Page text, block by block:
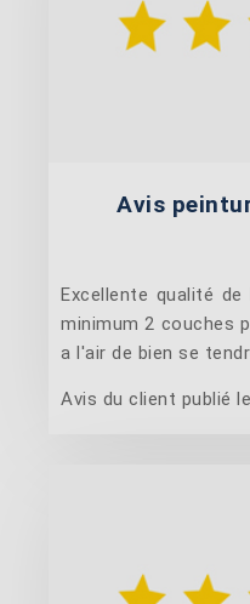
Avis
Excellente qualité
minimum 2 couches
a l'air de bien se
Avis du client publié